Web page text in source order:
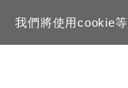
我們將使用cookie